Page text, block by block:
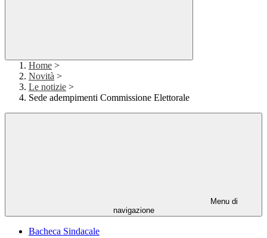
Home >
Novità >
Le notizie >
Sede adempimenti Commissione Elettorale
Menu di
navigazione
Bacheca Sindacale